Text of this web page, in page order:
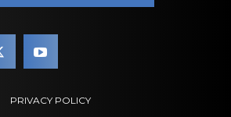
PRIVACY POLICY